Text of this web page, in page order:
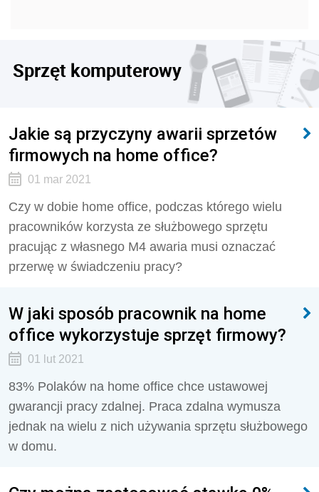
Sprzęt komputerowy
Jakie są przyczyny awarii sprzetów
firmowych na home office?
01 mar 2021
Czy w dobie home office, podczas którego wielu
pracowników korzysta ze służbowego sprzętu
pracując z własnego M4 awaria musi oznaczać
przerwę w świadczeniu pracy?
W jaki sposób pracownik na home
office wykorzystuje sprzęt firmowy?
01 lut 2021
83% Polaków na home office chce ustawowej
gwarancji pracy zdalnej. Praca zdalna wymusza
jednak na wielu z nich używania sprzętu służbowego
w domu.